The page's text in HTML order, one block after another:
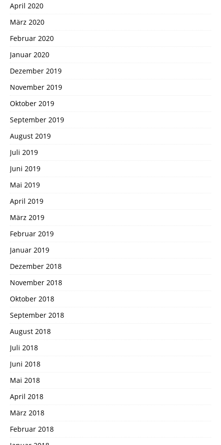
April 2020
März 2020
Februar 2020
Januar 2020
Dezember 2019
November 2019
Oktober 2019
September 2019
August 2019
Juli 2019
Juni 2019
Mai 2019
April 2019
März 2019
Februar 2019
Januar 2019
Dezember 2018
November 2018
Oktober 2018
September 2018
August 2018
Juli 2018
Juni 2018
Mai 2018
April 2018
März 2018
Februar 2018